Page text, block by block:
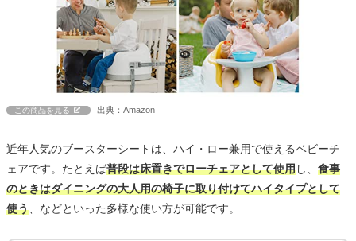
この商品を見る 出典：Amazon
近年人気のブースターシートは、ハイ・ロー兼用で使えるベビーチ
ェアです。たとえば普段は床置きでローチェアとして使用し、 食事
のときはダイニングの大人用の椅子に取り付けてハイタイプとして
使う、などといった多様な使い方が可能です。